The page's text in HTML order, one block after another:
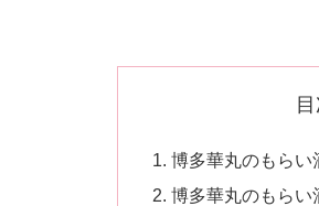
博多華丸のもらい
博多華丸のもらい